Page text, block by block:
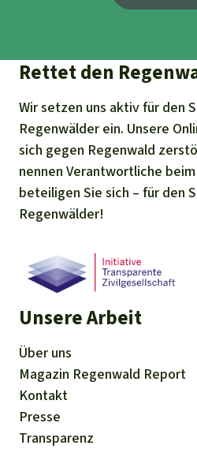
Rettet den
Wir setzen uns aktiv für den
Regenwälder ein. Unsere
sich gegen Regenwald
nennen Verantwortliche
beteiligen Sie sich – für den
Regenwälder!
Unsere Arbeit
Über uns
Magazin Regenwald Report
Kontakt
Presse
Transparenz